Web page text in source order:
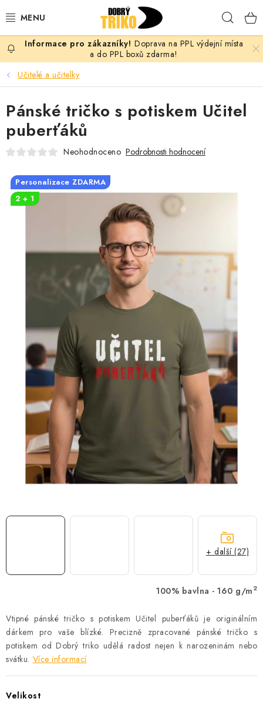
na
PRO ŽENY
PRO MUŽE
PRO DĚTI
PRO PÁRY
VLASTNÍ MOTIV
OKAMŽITĚ K ODBĚRU
B2B
MÁM SRDCE POMÁHÁM
VÁNOCE
PROVIZNÍ SYSTÉM
O nás Časté otázky
Obchodní podmínky
Zásady zpracování ochrany osobních údajů
Napište nám
Doprava na PPL výdejní místa
a do PPL boxů zdarma!
Učitelé a učitelky
100% bavlna - 160 g/m 2
Vtipné pánské tričko s potiskem Učitel puberťáků je originálním
dárkem pro vaše blízké. Precizně zpracované pánské tričko s
potiskem od Dobrý triko udělá radost nejen k narozeninám nebo
svátku. Více informací
Velikost
Pánské tričko s potiskem Učitel
puberťáků
Neohodnoceno Podrobnosti hodnocení
Personalizace ZDARMA
2 + 1
+ další (27)